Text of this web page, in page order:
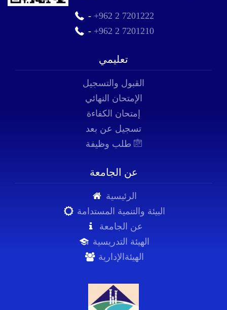
- +962 2 7201222
- +962 2 7201210
تعليمي
القبول والتسجيل
الإمتحان النهائي
إمتحان الكفاءة
تسجيل عن بعد
عن الجامعة
الرئيسية
البيئة والتنمية المستدامة
عن الجامعة
الهيئة التدريسية
الهيئةالإدارية